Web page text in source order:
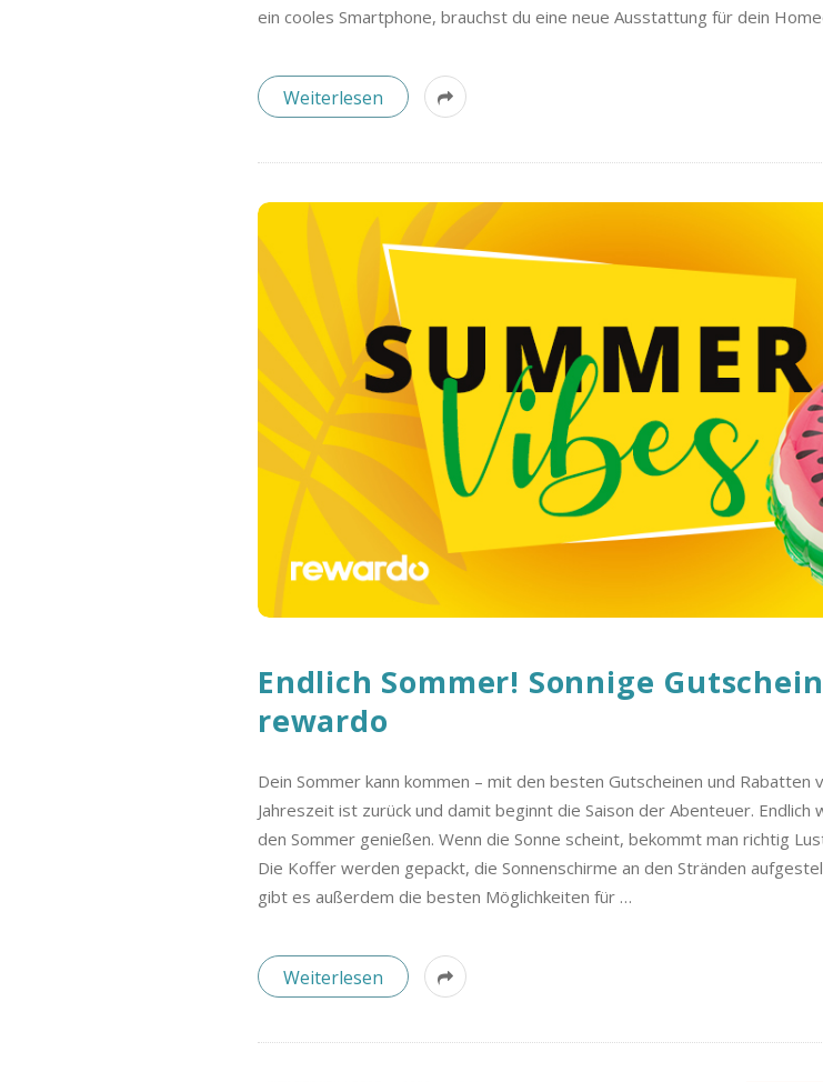
ein cooles Smartphone, brauchst du eine neue Ausstattung für dein
Weiterlesen
Endlich Sommer! Sonnige
rewardo
Dein Sommer kann kommen – mit den besten Gutscheinen und Rabatten
Jahreszeit ist zurück und damit beginnt die Saison der Abenteuer.
den Sommer genießen. Wenn die Sonne scheint, bekommt man richtig
Die Koffer werden gepackt, die Sonnenschirme an den Stränden
gibt es außerdem die besten Möglichkeiten für …
Weiterlesen